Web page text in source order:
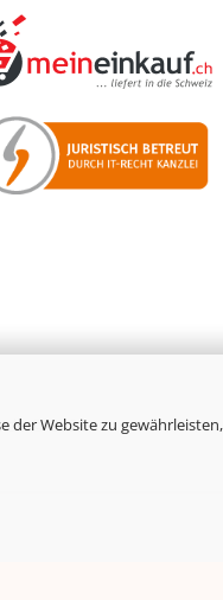
der Website zu
© 2026